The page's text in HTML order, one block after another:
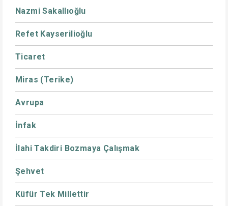
Nazmi Sakallıoğlu
Refet Kayserilioğlu
Ticaret
Miras (Terike)
Avrupa
İnfak
İlahi Takdiri Bozmaya Çalışmak
Şehvet
Küfür Tek Millettir